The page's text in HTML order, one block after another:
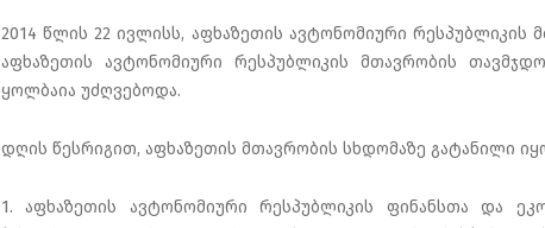
2014 წლის 22 ივლისს, აფხაზეთის ავტონომიური რესპუბლიკის
აფხაზეთის ავტონომიური რესპუბლიკის მთავრობის
ყოლბაია უძღვებოდა.
დღის წესრიგით, აფხაზეთის მთავრობის სხდომაზე გატანილი
1. აფხაზეთის ავტონომიური რესპუბლიკის ფინანსთა და